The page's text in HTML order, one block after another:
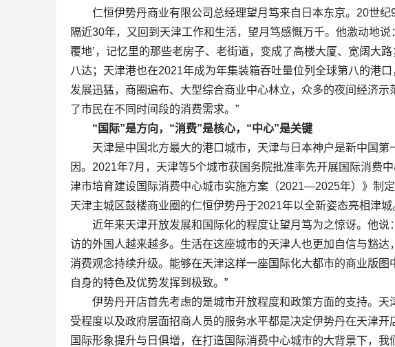
仁恒伊势丹商业有限公司总经理望月笃来自日本东京。20世纪
隔近30年，又回到天津工作和生活，望月笃感慨万千。他激动地
覆地’，记忆里的那些老房子、老街道，变成了高楼大厦、宽阔大
八达；天津港也在2021年成为年集装箱吞吐量位列全球第八的港
发展迅猛，商圈遍布、大型综合商业中心林立，众多的夜间经济示
了市民在不同时间段的消费需求。”
“国际”是方向，“消费”是核心，“中心”是关键
天津是中国北方最大的港口城市，天津与日本神户是新中国第
因。2021年7月，天津等5个城市获国务院批准率先开展国际消费
津市培育建设国际消费中心城市实施方案（2021—2025年）》制
天津主城区鼓楼商业圈的仁恒伊势丹于2021年以全新姿态亮相津城
近年来天津开放发展和国际化的程度让望月笃为之惊讶。他说
访的外国人越来越多。生活在这座城市的天津人也更加自信与豁达
消费观念持续升级。能够在天津这样一座国际化大都市的商业版
自身的特色及优势发挥到极致。”
伊势丹开店首先考虑的是城市开放程度和政策方面的支持。天
受程度以及政府层面招商人员的服务水平都是决定伊势丹在天津开
国际形象提升与日俱增，在打造国际消费中心城市的大背景下，我